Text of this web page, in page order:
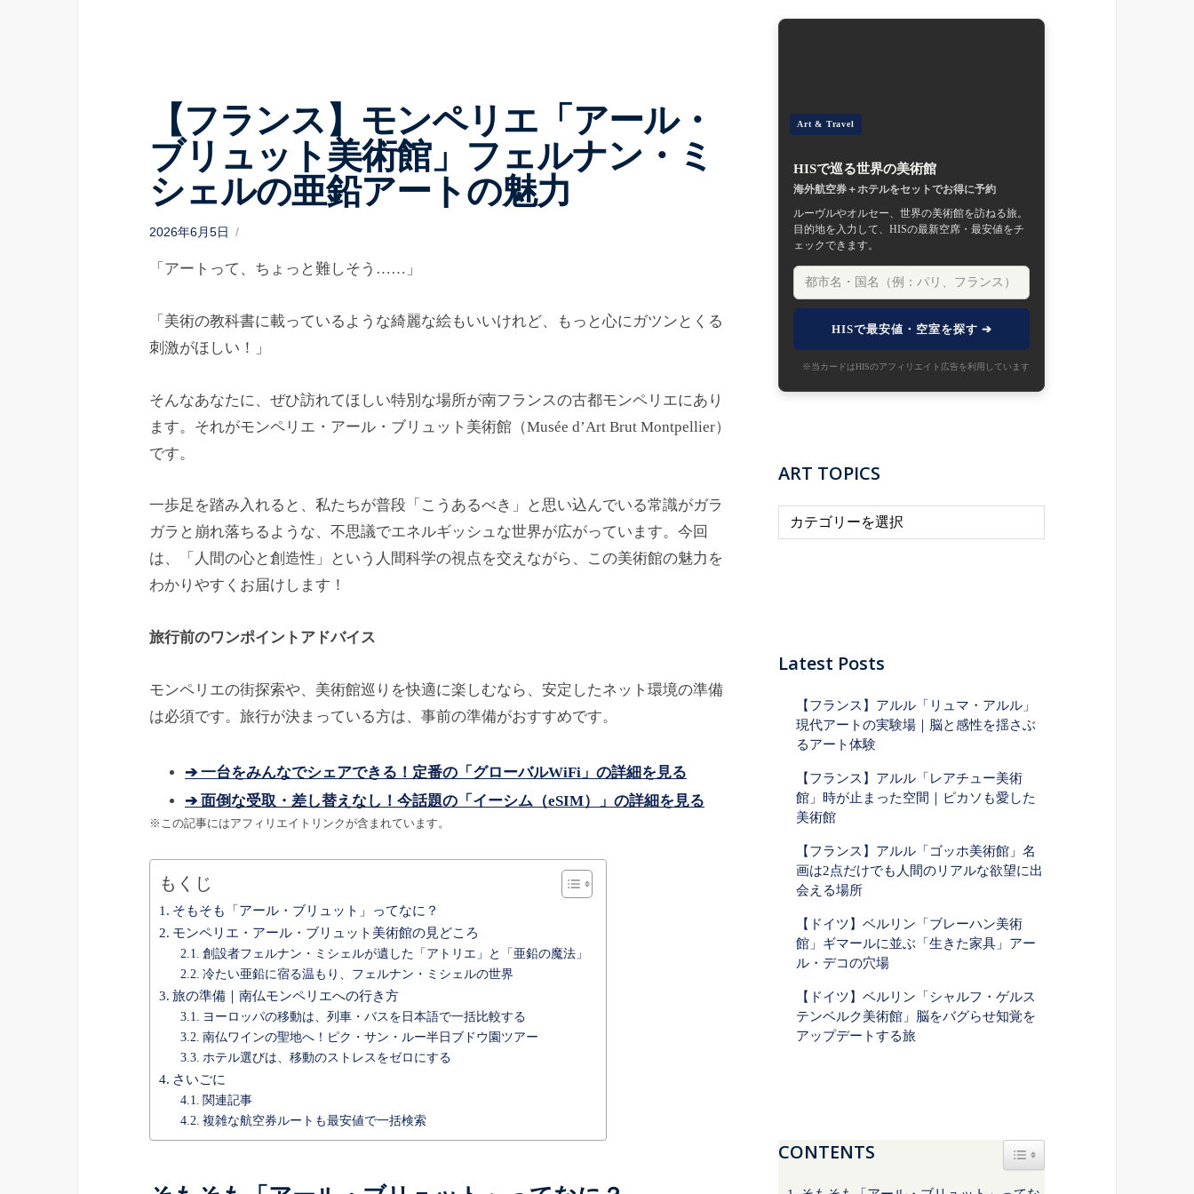
【フランス】モンペリエ「アール・
ブリュット美術館」フェルナン・ミ
シェルの亜鉛アートの魅力
P
2026年6月5日
「アートって、ちょっと難しそう……」
「美術の教科書に載っているような綺麗な絵もいいけれど、もっと心にガツンとくる
刺激がほしい！」
そんなあなたに、ぜひ訪れてほしい特別な場所が南フランスの古都モンペリエにあり
ます。それがモンペリエ・アール・ブリュット美術館（Musée d’Art Brut Montpellier）
です。
一歩足を踏み入れると、私たちが普段「こうあるべき」と思い込んでいる常識がガラ
ガラと崩れ落ちるような、不思議でエネルギッシュな世界が広がっています。今回
は、「人間の心と創造性」という人間科学の視点を交えながら、この美術館の魅力を
わかりやすくお届けします！
旅行前のワンポイントアドバイス
モンペリエの街探索や、美術館巡りを快適に楽しむなら、安定したネット環境の準備
は必須です。旅行が決まっている方は、事前の準備がおすすめです。
➔ 一台をみんなでシェアできる！定番の「グローバルWiFi」の詳細を見る
➔ 面倒な受取・差し替えなし！今話題の「イーシム（eSIM）」の詳細を見る
※この記事にはアフィリエイトリンクが含まれています。
もくじ
そもそも「アール・ブリュット」ってなに？
モンペリエ・アール・ブリュット美術館の見どころ
創設者フェルナン・ミシェルが遺した「アトリエ」と「亜鉛の魔法」
冷たい亜鉛に宿る温もり、フェルナン・ミシェルの世界
旅の準備｜南仏モンペリエへの行き方
ヨーロッパの移動は、列車・バスを日本語で一括比較する
南仏ワインの聖地へ！ピク・サン・ルー半日ブドウ園ツアー
ホテル選びは、移動のストレスをゼロにする
さいごに
関連記事
複雑な航空券ルートも最安値で一括検索
Art & Travel
HISで巡る世界の美術館
海外航空券＋ホテルをセットでお得に予約
ルーヴルやオルセー、世界の美術館を訪ねる旅。
目的地を入力して、HISの最新空席・最安値をチ
ェックできます。
HISで最安値・空室を探す ➔
※当カードはHISのアフィリエイト広告を利用しています
ART TOPICS
R
ILatest Posts
【フランス】アルル「リュマ・アルル」
現代アートの実験場｜脳と感性を揺さぶ
るアート体験
【フランス】アルル「レアチュー美術
館」時が止まった空間｜ピカソも愛した
美術館
【フランス】アルル「ゴッホ美術館」名
画は2点だけでも人間のリアルな欲望に出
会える場所
【ドイツ】ベルリン「ブレーハン美術
館」ギマールに並ぶ「生きた家具」アー
ル・デコの穴場
【ドイツ】ベルリン「シャルフ・ゲルス
テンベルク美術館」脳をバグらせ知覚を
アップデートする旅
CONTENTS Toggle Table of Content